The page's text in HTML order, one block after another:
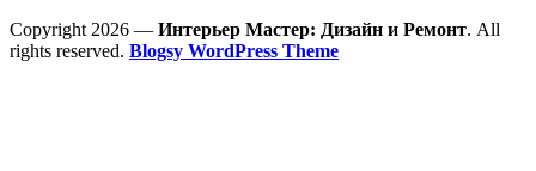
Copyright 2026 — Интерьер Мастер: Дизайн и Ремонт. All
rights reserved. Blogsy WordPress Theme